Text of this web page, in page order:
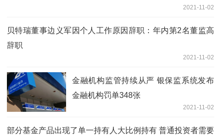
2021-11-02
贝特瑞董事边义军因个人工作原因辞职：年内第2名董监高
辞职
2021-11-02
金融机构监管持续从严 银保监系统发布
金融机构罚单348张
2021-11-02
部分基金产品出现了单一持有人大比例持有 普通投资者需要